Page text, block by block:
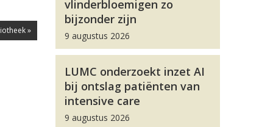
»
vlinderbloemigen zo
bijzonder zijn
9 augustus 2026
LUMC onderzoekt inzet AI
bij ontslag patiënten van
intensive care
9 augustus 2026